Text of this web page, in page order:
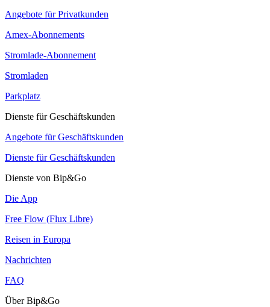
Angebote für Privatkunden
Amex-Abonnements
Stromlade-Abonnement
Stromladen
Parkplatz
Dienste für Geschäftskunden
Angebote für Geschäftskunden
Dienste für Geschäftskunden
Dienste von Bip&Go
Die App
Free Flow (Flux Libre)
Reisen in Europa
Nachrichten
FAQ
Über Bip&Go